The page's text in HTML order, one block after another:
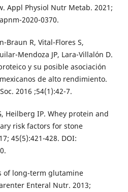
Appl Physiol Nutr Metab. 2021;
2020-0370.
Braun R, Vital-Flores S,
Mendoza JP, Lara-Villalón D.
y su posible asociación
de alto rendimiento.
2016 ;54(1):42-7.
Heilberg IP. Whey protein and
risk factors for stone
45(5):421-428. DOI:
of long-term glutamine
Enteral Nutr. 2013;